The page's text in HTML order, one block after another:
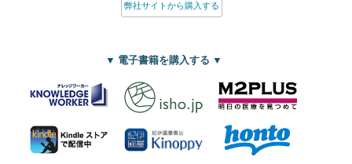
弊社サイトから購入する
▼ 電子書籍を購入する ▼